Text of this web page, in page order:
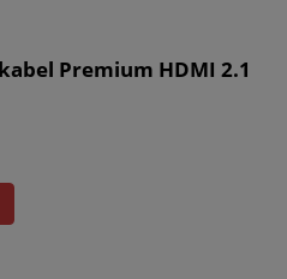
Premium HDMI 2.1